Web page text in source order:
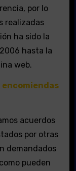
por lo
realizadas
ha sido la
hasta la
web.
encomiendas
acuerdos
por otras
demandados
pueden